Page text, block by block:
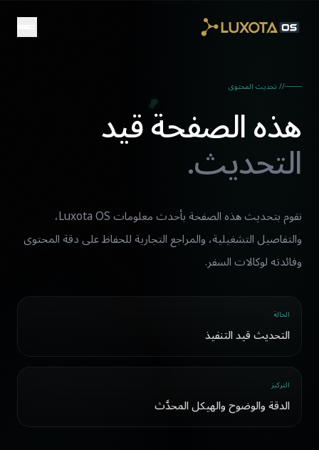
// تحديث المحتوى
هذه الصفحة قيد
التحديث.
نقوم بتحديث هذه الصفحة بأحدث معلومات Luxota OS،
والتفاصيل التشغيلية، والمراجع التجارية للحفاظ على دقة المحتوى
وفائدته لوكالات السفر.
الحالة
التحديث قيد التنفيذ
التركيز
الدقة والوضوح والهيكل المحدَّث